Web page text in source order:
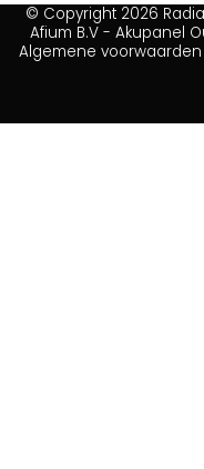
© Copyright 2026
Afium B.V - Akupanel
Algemene voorwaarden